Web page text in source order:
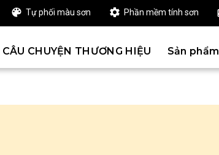
Tự phối màu sơn Phần mềm tính sơn
CÂU CHUYỆN THƯƠNG HIỆU Sản phẩm